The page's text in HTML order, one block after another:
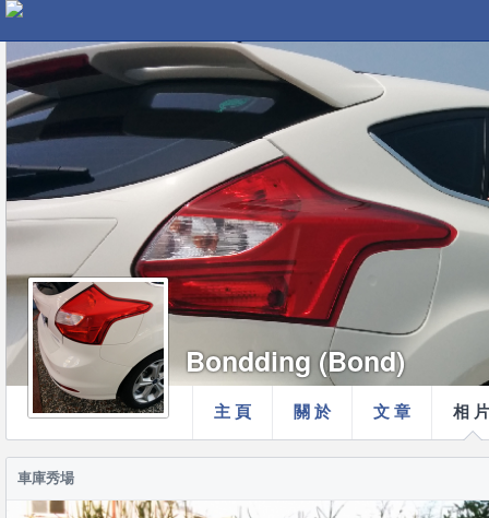
主 頁 關 於 文 章 相 片
Bondding (Bond)
車庫秀場